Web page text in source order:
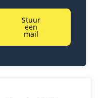
Stuur
een
mail